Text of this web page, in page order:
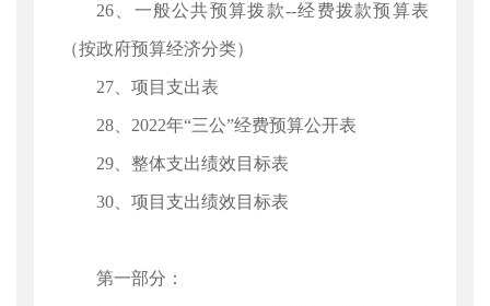
26、一般公共预算拨款--经费拨款预算表
（按政府预算经济分类）
27、项目支出表
28、2022年“三公”经费预算公开表
29、整体支出绩效目标表
30、项目支出绩效目标表
第一部分：